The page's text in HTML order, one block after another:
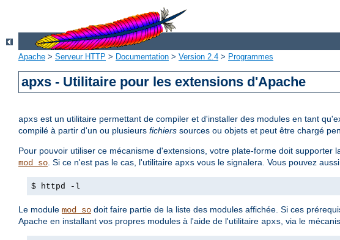
Apache > Serveur HTTP > Documentation > Version 2.4 > Programmes
apxs - Utilitaire pour les extensions d'Apache
apxs est un utilitaire permettant de compiler et d'installer des modules en tant
compilé à partir d'un ou plusieurs fichiers sources ou objets et peut être chargé
Pour pouvoir utiliser ce mécanisme d'extensions, votre plate-forme doit supporter
mod_so. Si ce n'est pas le cas, l'utilitaire apxs vous le signalera. Vous pouvez
$ httpd -l
Le module mod_so doit faire partie de la liste des modules affichée. Si ces
Apache en installant vos propres modules à l'aide de l'utilitaire apxs, via le